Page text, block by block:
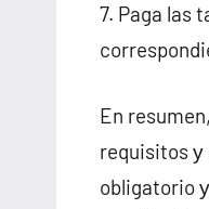
7. Paga las
En
requisitos у
obligatorio